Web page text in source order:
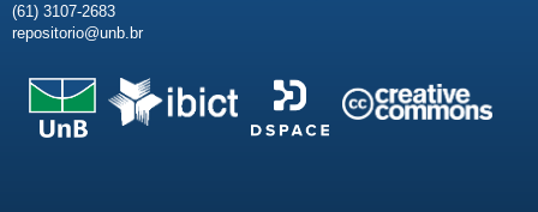
(61) 3107-2683
repositorio@unb.br